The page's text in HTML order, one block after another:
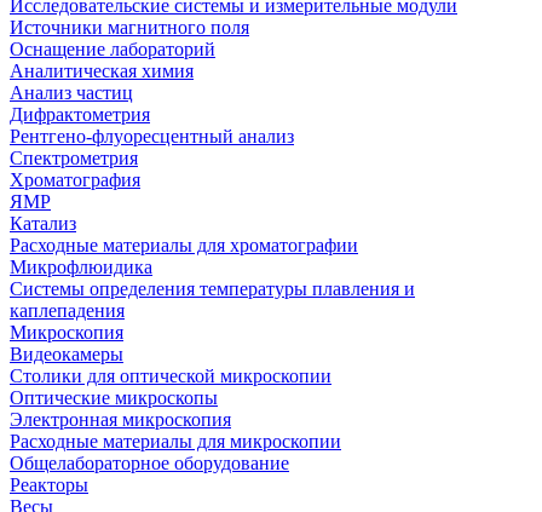
Исследовательские системы и измерительные модули
Источники магнитного поля
Оснащение лабораторий
Аналитическая химия
Анализ частиц
Дифрактометрия
Рентгено-флуоресцентный анализ
Спектрометрия
Хроматография
ЯМР
Катализ
Расходные материалы для хроматографии
Микрофлюидика
Системы определения температуры плавления и
каплепадения
Микроскопия
Видеокамеры
Столики для оптической микроскопии
Оптические микроскопы
Электронная микроскопия
Расходные материалы для микроскопии
Общелабораторное оборудование
Реакторы
Весы